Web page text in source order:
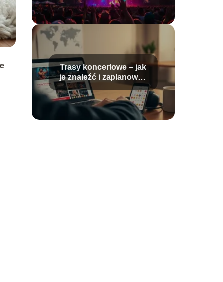
Trasy koncertowe – jak
je znaleźć i zaplanować
udział?